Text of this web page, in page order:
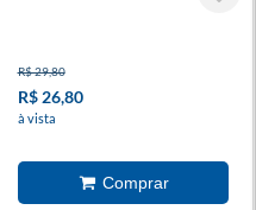
R$ 29,80
R$ 26,80
à vista